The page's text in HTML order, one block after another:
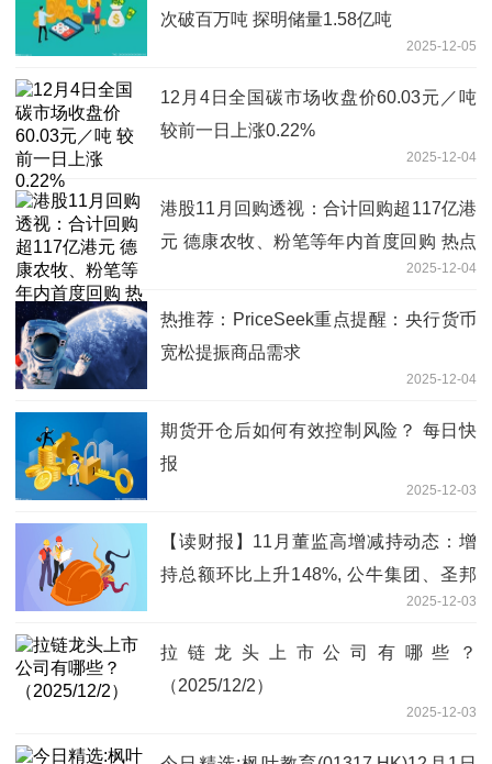
次破百万吨 探明储量1.58亿吨
2025-12-05
12月4日全国碳市场收盘价60.03元／吨
较前一日上涨0.22%
2025-12-04
港股11月回购透视：合计回购超117亿港
元 德康农牧、粉笔等年内首度回购 热点
2025-12-04
热推荐：PriceSeek重点提醒：央行货币
宽松提振商品需求
2025-12-04
期货开仓后如何有效控制风险？ 每日快
报
2025-12-03
【读财报】11月董监高增减持动态：增
持总额环比上升148%, 公牛集团、圣邦
2025-12-03
拉链龙头上市公司有哪些？
（2025/12/2）
2025-12-03